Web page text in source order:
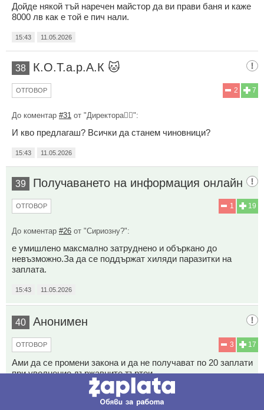
Дойде някой тъй наречен майстор да ви прави баня и каже
8000 лв как е той е пич нали.
15:43 11.05.2026
38 К.О.Т.а.р.А.К 🐱
7
2
ОТГОВОР
До коментар #31 от "Директора👨‍✈️":
И кво предлагаш? Всички да станем чиновници?
15:43 11.05.2026
39 Получаването на информация онлайн
19
1
ОТГОВОР
До коментар #26 от "Сириозну?":
е умишлено максмално затруднено и объркано до
невъзможно.За да се поддържат хиляди паразитки на
заплата.
15:43 11.05.2026
40 Анонимен
17
3
ОТГОВОР
Ами да се промени закона и да не получават по 20 заплати
при уволнение държавните търтеи
#48